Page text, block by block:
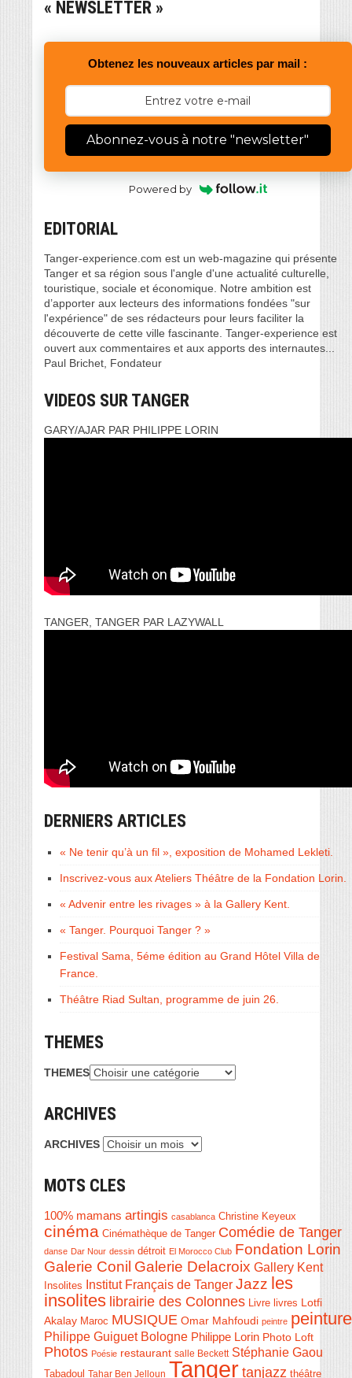
« NEWSLETTER »
Obtenez les nouveaux articles par mail :
Abonnez-vous à notre "newsletter"
Powered by
EDITORIAL
Tanger-experience.com est un web-magazine qui présente
Tanger et sa région sous l'angle d'une actualité culturelle,
touristique, sociale et économique. Notre ambition est
d’apporter aux lecteurs des informations fondées "sur
l'expérience" de ses rédacteurs pour leurs faciliter la
découverte de cette ville fascinante. Tanger-experience est
ouvert aux commentaires et aux apports des internautes...
Paul Brichet, Fondateur
VIDEOS SUR TANGER
GARY/AJAR PAR PHILIPPE LORIN
TANGER, TANGER PAR LAZYWALL
DERNIERS ARTICLES
« Ne tenir qu’à un fil », exposition de Mohamed Lekleti.
Inscrivez-vous aux Ateliers Théâtre de la Fondation Lorin.
« Advenir entre les rivages » à la Gallery Kent.
« Tanger. Pourquoi Tanger ? »
Festival Sama, 5éme édition au Grand Hôtel Villa de
France.
Théâtre Riad Sultan, programme de juin 26.
THEMES
THEMES
ARCHIVES
ARCHIVES
MOTS CLES
100% mamans artingis casablanca Christine Keyeux
cinéma Cinémathèque de Tanger Comédie de Tanger
danse Dar Nour dessin détroit El Morocco Club Fondation Lorin
Galerie Conil Galerie Delacroix Gallery Kent
Insolites Institut Français de Tanger Jazz les
insolites librairie des Colonnes Livre livres Lotfi
Akalay Maroc MUSIQUE Omar Mahfoudi peintre peinture
Philippe Guiguet Bologne Philippe Lorin Photo Loft
Photos Poésie restaurant salle Beckett Stéphanie Gaou
Tabadoul Tahar Ben Jelloun Tanger tanjazz théâtre